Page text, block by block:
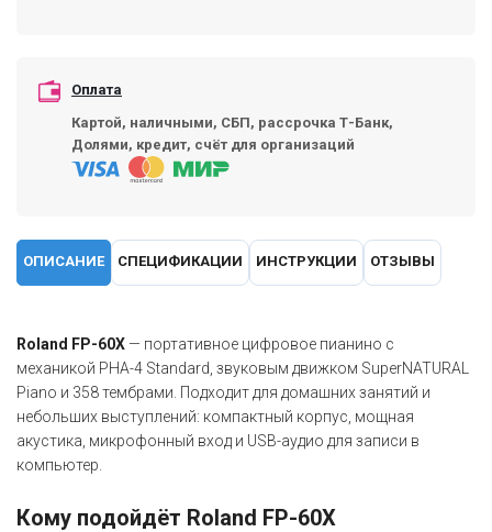
Оплата
Картой, наличными, СБП, рассрочка Т-Банк,
Долями, кредит, счёт для организаций
ОПИСАНИЕ СПЕЦИФИКАЦИИ ИНСТРУКЦИИ ОТЗЫВЫ
Roland FP-60X — портативное цифровое пианино с
механикой PHA-4 Standard, звуковым движком SuperNATURAL
Piano и 358 тембрами. Подходит для домашних занятий и
небольших выступлений: компактный корпус, мощная
акустика, микрофонный вход и USB-аудио для записи в
компьютер.
Кому подойдёт Roland FP-60X